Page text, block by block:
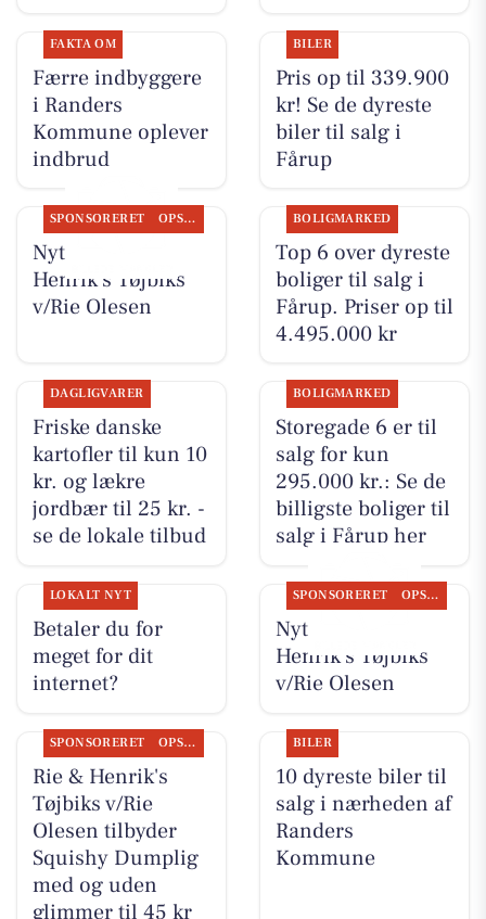
FAKTA OM
Færre indbyggere
i Randers
Kommune oplever
indbrud
BILER
Pris op til 339.900
kr! Se de dyreste
biler til salg i
Fårup
SPONSORERET OPSLAGSTAVLEN
Nyt fra Rie &
Henrik's Tøjbiks
v/Rie Olesen
BOLIGMARKED
Top 6 over dyreste
boliger til salg i
Fårup. Priser op til
4.495.000 kr
DAGLIGVARER
Friske danske
kartofler til kun 10
kr. og lækre
jordbær til 25 kr. -
se de lokale tilbud
BOLIGMARKED
Storegade 6 er til
salg for kun
295.000 kr.: Se de
billigste boliger til
salg i Fårup her
LOKALT NYT
Betaler du for
meget for dit
internet?
SPONSORERET OPSLAGSTAVLEN
Nyt fra Rie &
Henrik's Tøjbiks
v/Rie Olesen
SPONSORERET OPSLAGSTAVLEN
Rie & Henrik's
Tøjbiks v/Rie
Olesen tilbyder
Squishy Dumplig
med og uden
glimmer til 45 kr
BILER
10 dyreste biler til
salg i nærheden af
Randers
Kommune